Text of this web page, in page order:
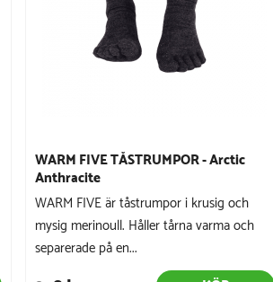
WARM FIVE TÅSTRUMPOR - Arctic
Anthracite
WARM FIVE är tåstrumpor i krusig och
mysig merinoull. Håller tårna varma och
separerade på en...